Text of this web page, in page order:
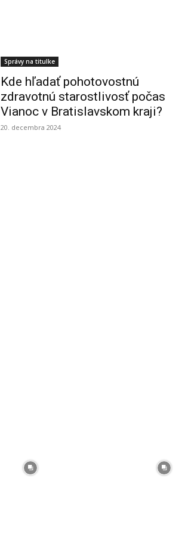
Správy na titulke
Kde hľadať pohotovostnú
zdravotnú starostlivosť počas
Vianoc v Bratislavskom kraji?
20. decembra 2024